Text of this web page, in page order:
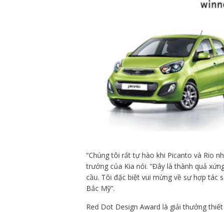
“Chúng tôi rất tự hào khi Picanto và Rio
trưởng của Kia nói. “Đây là thành quả
cầu. Tôi đặc biệt vui mừng về sự hợp tác
Bắc Mỹ”.
Red Dot Design Award là giải thưởng